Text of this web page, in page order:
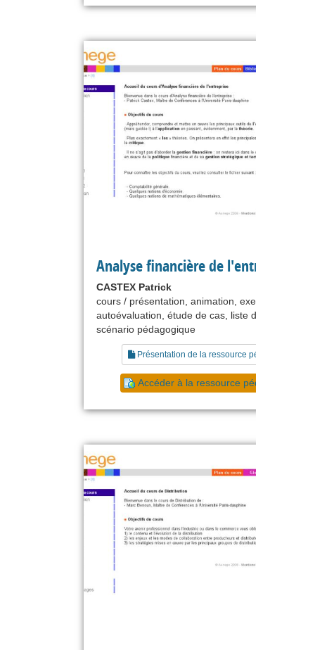
Analyse financière de l'entreprise
CASTEX Patrick
cours / présentation, animation, exercice,
autoévaluation, étude de cas, liste de références,
scénario pédagogique
Présentation de la ressource pédagogique
Accéder à la ressource pédagogique